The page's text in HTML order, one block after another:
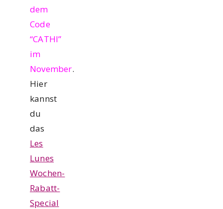
dem
Code
“CATHI”
im
November.
Hier
kannst
du
das
Les
Lunes
Wochen-
Rabatt-
Special